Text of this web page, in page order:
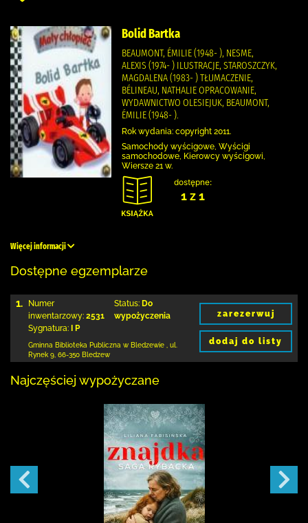
Bolid Bartka
BEAUMONT, ÉMILIE (1948- ), NESME,
ALEXIS (1974- ) ILUSTRACJE, STAROSZCZYK,
MAGDALENA (1983- ) TŁUMACZENIE,
BÉLINEAU, NATHALIE OPRACOWANIE,
WYDAWNICTWO OLESIEJUK, BEAUMONT,
ÉMILIE (1948- ).
Rok wydania: copyright 2011.
Samochody wyścigowe, Wyścigi
samochodowe, Kierowcy wyścigowi,
Wiersze 21 w.
dostępne:
1 z 1
Więcej informacji
Dostępne egzemplarze
1.
Numer
inwentarzowy: 2531
Sygnatura:
I P
Status: Do
wypożyczenia
Gminna Biblioteka Publiczna w Bledzewie
ul.
Rynek 9 66-350 Bledzew
zarezerwuj
dodaj do listy
Najczęściej wypożyczane